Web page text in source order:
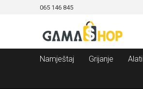
065 146 845
Namještaj Grijanje Alati